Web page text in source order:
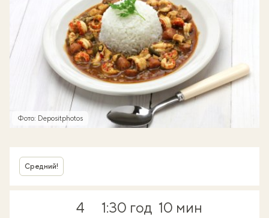
Фото: Depositphotos
Средний!
4 1:30 год 10 мин